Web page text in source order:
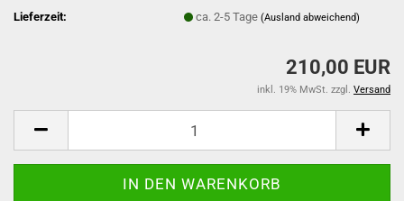
Lieferzeit:
ca. 2-5 Tage(Ausland abweichend)
210,00 EUR
inkl. 19% MwSt. zzgl. Versand